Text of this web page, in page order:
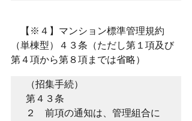
【※４】マンション標準管理規約
（単棟型）４３条（ただし第１項及び
第４項から第８項までは省略）
（招集手続）
第４３条
２　前項の通知は、管理組合に